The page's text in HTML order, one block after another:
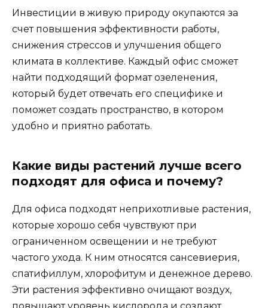
Инвестиции в живую природу окупаются за
счет повышения эффективности работы,
снижения стрессов и улучшения общего
климата в коллективе. Каждый офис сможет
найти подходящий формат озеленения,
который будет отвечать его специфике и
поможет создать пространство, в котором
удобно и приятно работать.
Какие виды растений лучше всего
подходят для офиса и почему?
Для офиса подходят неприхотливые растения,
которые хорошо себя чувствуют при
ограниченном освещении и не требуют
частого ухода. К ним относятся сансевиерия,
спатифиллум, хлорофитум и денежное дерево.
Эти растения эффективно очищают воздух,
повышают уровень кислорода и создают